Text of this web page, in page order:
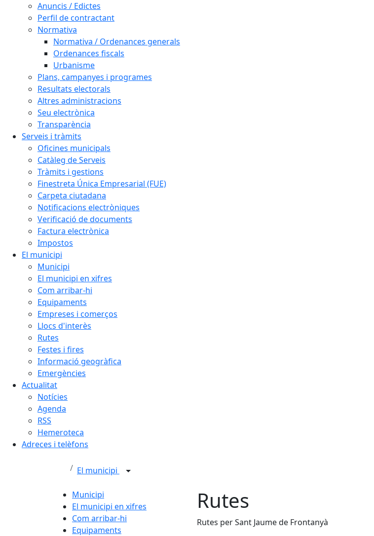
Anuncis / Edictes
Perfil de contractant
Normativa
Normativa / Ordenances generals
Ordenances fiscals
Urbanisme
Plans, campanyes i programes
Resultats electorals
Altres administracions
Seu electrònica
Transparència
Serveis i tràmits
Oficines municipals
Catàleg de Serveis
Tràmits i gestions
Finestreta Única Empresarial (FUE)
Carpeta ciutadana
Notificacions electròniques
Verificació de documents
Factura electrònica
Impostos
El municipi
Municipi
El municipi en xifres
Com arribar-hi
Equipaments
Empreses i comerços
Llocs d'interès
Rutes
Festes i fires
Informació geogràfica
Emergències
Actualitat
Notícies
Agenda
RSS
Hemeroteca
Adreces i telèfons
El municipi
Municipi
El municipi en xifres
Com arribar-hi
Equipaments
Rutes
Rutes per Sant Jaume de Frontanyà